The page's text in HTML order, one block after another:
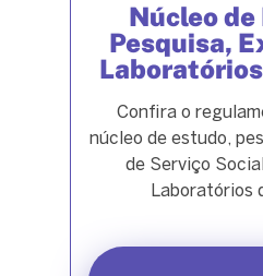
Núcleo
Pesquisa,
Confira o
núcleo de estudo,
de Serviço
Laboratórios